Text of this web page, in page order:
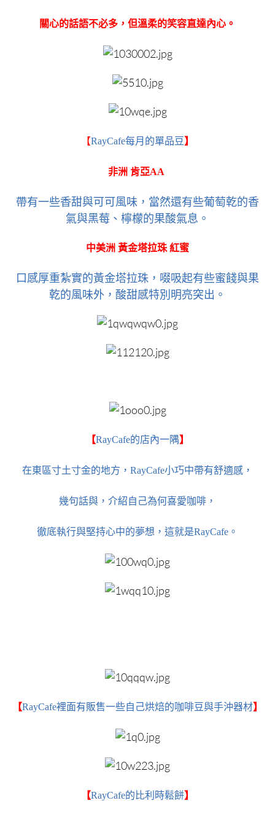
關心的話語不必多，但溫柔的笑容直達內心。
【RayCafe每月的單品豆 】
非洲 肯亞AA
帶有一些香甜與可可風味，當然還有些葡萄乾的香
氣與黑莓、檸檬的果酸氣息。
中美洲 黃金塔拉珠 紅蜜
口感厚重紮實的黃金塔拉珠，啜吸起有些蜜餞與果
乾的風味外，酸甜感特別明亮突出。
【RayCafe的店內一隅】
在東區寸土寸金的地方， RayCafe小巧中帶有舒適感，
幾句話與，介紹自己為何喜愛咖啡，
徹底執行與堅持心中的夢想，這就是RayCafe。
【RayCafe裡面有販售一些自己烘焙的咖啡豆與手沖器材】
【RayCafe的比利時鬆餅】